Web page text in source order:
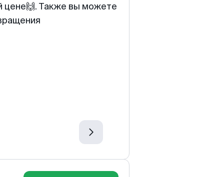
цене🙌. Также вы можете